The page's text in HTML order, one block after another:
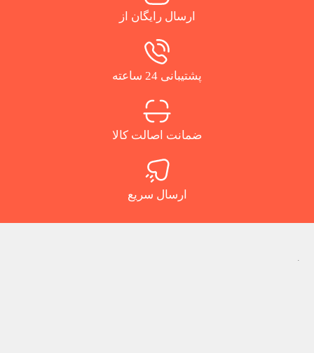
ارسال رایگان از
پشتیبانی 24 ساعته
ضمانت اصالت کالا
ارسال سریع
.